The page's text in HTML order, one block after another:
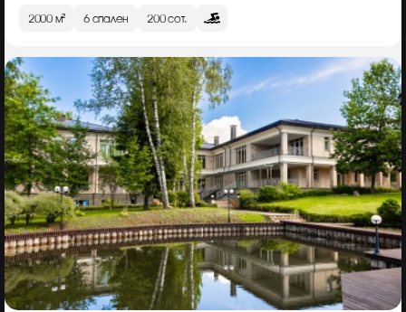
2000 м² 6 спален 200 сот.